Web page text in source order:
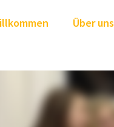
Über uns